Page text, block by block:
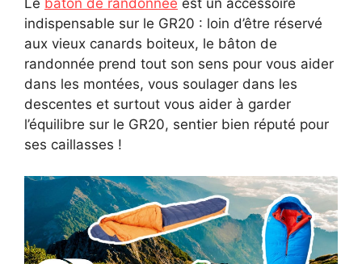
Le bâton de randonnée est un accessoire
indispensable sur le GR20 : loin d’être réservé
aux vieux canards boiteux, le bâton de
randonnée prend tout son sens pour vous aider
dans les montées, vous soulager dans les
descentes et surtout vous aider à garder
l’équilibre sur le GR20, sentier bien réputé pour
ses caillasses !